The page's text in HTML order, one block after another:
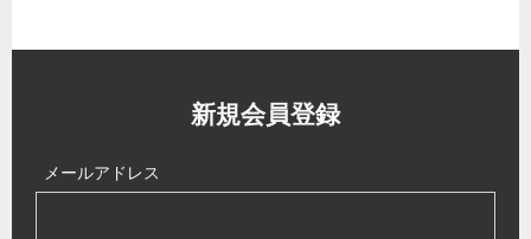
新規会員登録
メールアドレス